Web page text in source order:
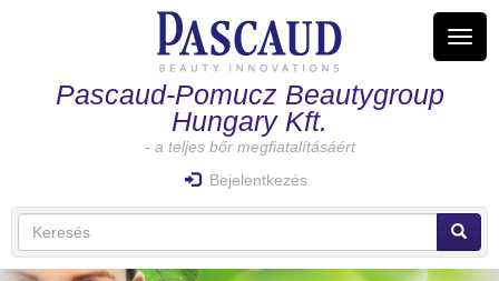
Pascaud-Pomucz Beautygroup
Hungary Kft.
- a teljes bőr megfiatalításáért
Bejelentkezés
Keresés
űrlap Keresés